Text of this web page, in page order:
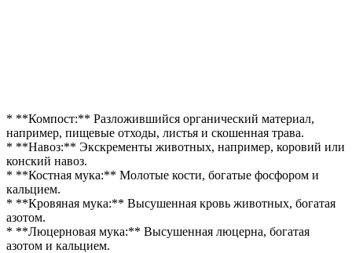
* **Компост:** Разложившийся органический материал,
например, пищевые отходы, листья и скошенная трава.
* **Навоз:** Экскременты животных, например, коровий или
конский навоз.
* **Костная мука:** Молотые кости, богатые фосфором и
кальцием.
* **Кровяная мука:** Высушенная кровь животных, богатая
азотом.
* **Люцерновая мука:** Высушенная люцерна, богатая
азотом и кальцием.